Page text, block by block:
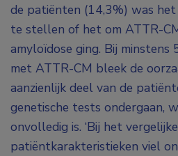
de patiënten (14,3%) was
te stellen of het om ATTR-
amyloïdose ging. Bij minstens
met ATTR-CM bleek de
aanzienlijk deel van de
genetische tests ondergaan,
onvolledig is. ‘Bij het
patiëntkarakteristieken viel